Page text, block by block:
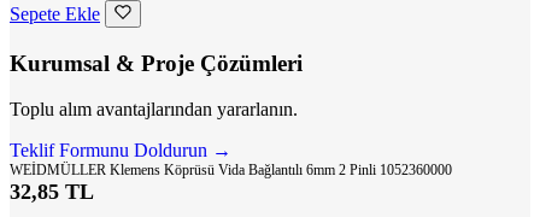
Sepete Ekle
Kurumsal & Proje Çözümleri
Toplu alım avantajlarından yararlanın.
Teklif Formunu Doldurun →
WEİDMÜLLER Klemens Köprüsü Vida Bağlantılı 6mm 2 Pinli 1052360000
32,85 TL